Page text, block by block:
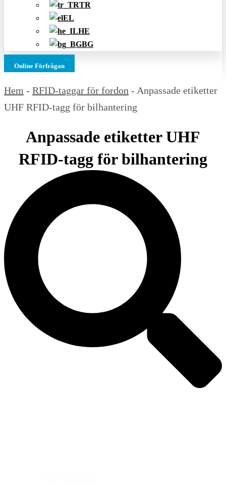
TR
EL
HE
BG
Online Förfrågan
Hem - RFID-taggar för fordon - Anpassade etiketter
UHF RFID-tagg för bilhantering
Anpassade etiketter UHF
RFID-tagg för bilhantering